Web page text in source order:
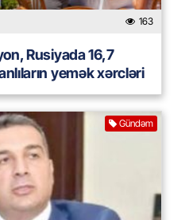
163
Rusiyada 16,7
yemək xərcləri
Gündəm